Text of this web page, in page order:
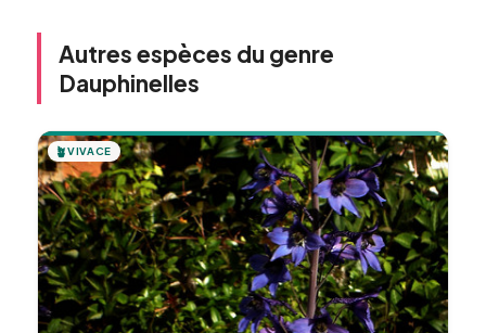
Autres espèces du genre
Dauphinelles
🪴VIVACE